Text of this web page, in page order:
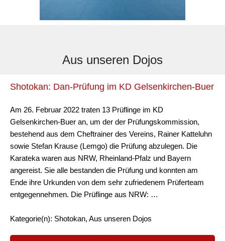
Aus unseren Dojos
Shotokan: Dan-Prüfung im KD Gelsenkirchen-Buer
Am 26. Februar 2022 traten 13 Prüflinge im KD
Gelsenkirchen-Buer an, um der der Prüfungskommission,
bestehend aus dem Cheftrainer des Vereins, Rainer Katteluhn
sowie Stefan Krause (Lemgo) die Prüfung abzulegen. Die
Karateka waren aus NRW, Rheinland-Pfalz und Bayern
angereist. Sie alle bestanden die Prüfung und konnten am
Ende ihre Urkunden von dem sehr zufriedenem Prüferteam
entgegennehmen. Die Prüflinge aus NRW: …
Kategorie(n): Shotokan, Aus unseren Dojos